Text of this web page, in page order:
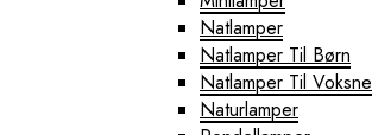
Natlamper
Natlamper Til Børn
Natlamper Til Voksne
Naturlamper